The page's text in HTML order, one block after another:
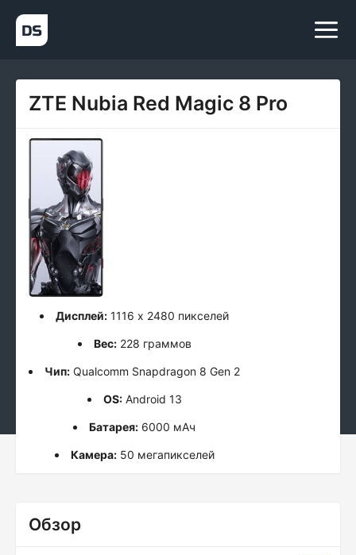
ZTE Nubia Red Magic 8 Pro
Дисплей: 1116 x 2480 пикселей
Вес:228 граммов
Чип: Qualcomm Snapdragon 8 Gen 2
OS:Android 13
Батарея: 6000 мАч
Камера:50 мегапикселей
Обзор